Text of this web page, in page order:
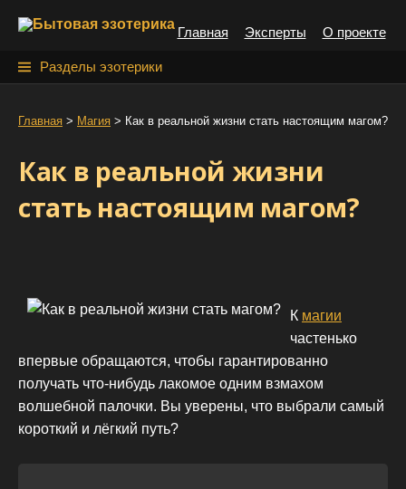
Главная Эксперты О проекте
Разделы эзотерики
й
:
Главная > Магия > Как в реальной жизни стать настоящим магом?
Как в реальной жизни
стать настоящим магом?
К магии
частенько
впервые обращаются, чтобы гарантированно
получать что-нибудь лакомое одним взмахом
волшебной палочки. Вы уверены, что выбрали самый
короткий и лёгкий путь?